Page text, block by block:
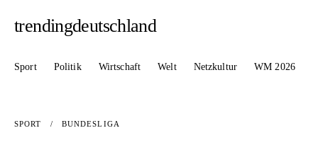
trendingdeutschland
Sport Politik Wirtschaft Welt Netzkultur WM 2026
SPORT / BUNDESLIGA